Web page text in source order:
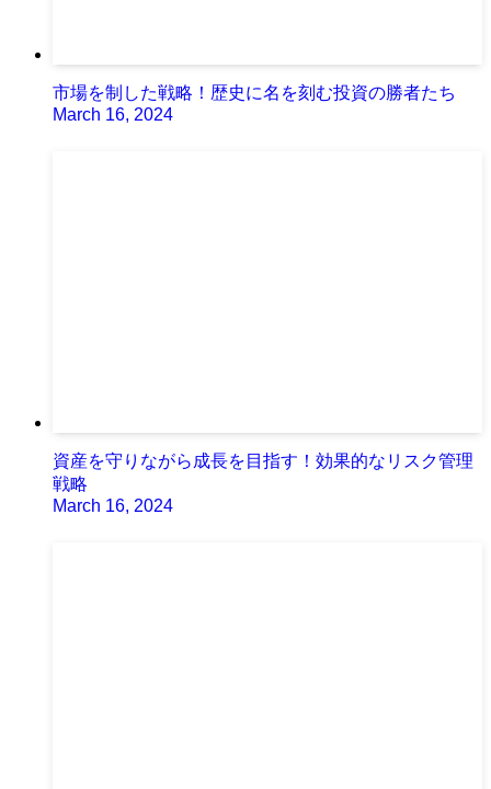
市場を制した戦略！歴史に名を刻む投資の勝者たち
March 16, 2024
資産を守りながら成長を目指す！効果的なリスク管理
戦略
March 16, 2024